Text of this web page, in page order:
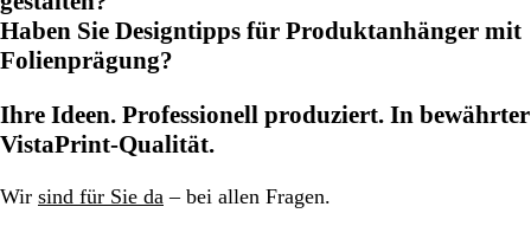
Haben Sie Designtipps für Produktanhänger mit
Folienprägung?
Ihre Ideen. Professionell produziert. In bewährter
VistaPrint-Qualität.
Wir sind für Sie da – bei allen Fragen.